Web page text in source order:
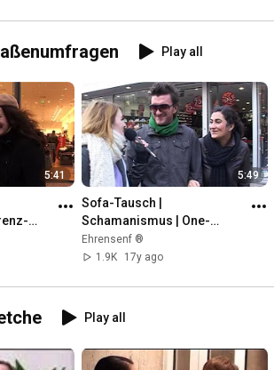
Play all
5:41 5:49
Sofa-Tausch |
Schamanismus | One-
Woman-Show |
Ehrensenf ®
1.9K
17y ago
Play all